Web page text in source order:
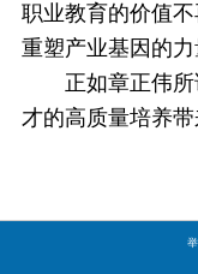
职业教育的价值
重塑产业基因的力
正如章正伟
才的高质量培养带